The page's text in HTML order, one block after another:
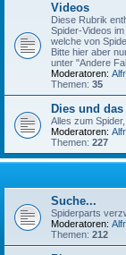
Videos
Diese Rubrik
Spider-Videos
welche von
Bitte hier aber
unter "Andere
Moderatoren:
Themen: 35
Dies und das
Alles zum
Moderatoren:
Themen: 227
Suche...
Spiderparts
Moderatoren:
Themen: 212